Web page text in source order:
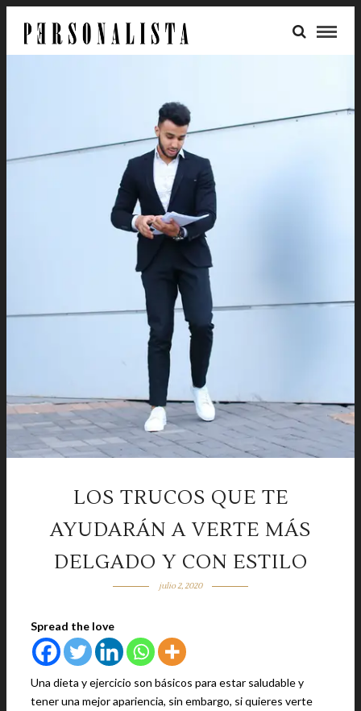
LOS TRUCOS QUE TE
AYUDARÁN A VERTE MÁS
DELGADO Y CON ESTILO
julio 2, 2020
Spread the love
Una dieta y ejercicio son básicos para estar saludable y
tener una mejor apariencia, sin embargo, si quieres verte